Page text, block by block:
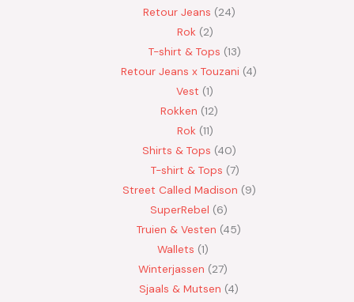
Retour Jeans 24
Rok 2
T-shirt & Tops 13
Retour Jeans x Touzani 4
Vest 1
Rokken 12
Rok 11
Shirts & Tops 40
T-shirt & Tops 7
Street Called Madison 9
SuperRebel
6
Truien & Vesten 45
Wallets 1
Winterjassen
27
Sjaals & Mutsen 4